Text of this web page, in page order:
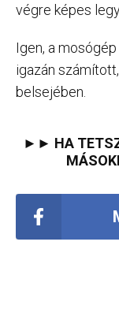
végre képes
Igen, a
igazán
belsejében.
►► HA